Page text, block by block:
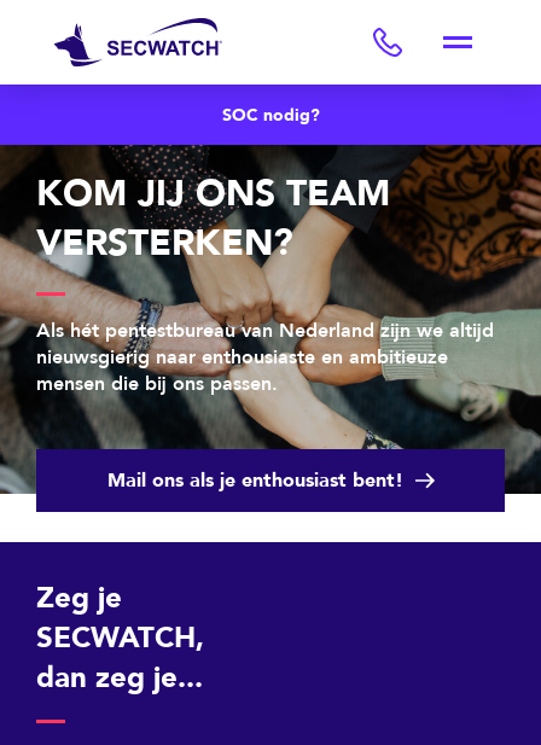
SOC nodig?
KOM JIJ ONS TEAM
VERSTERKEN?
Als hét pentestbureau van Nederland zijn we altijd
nieuwsgierig naar enthousiaste en ambitieuze
mensen die bij ons passen.
Mail ons als je enthousiast bent!
Zeg je
SECWATCH,
dan zeg je...